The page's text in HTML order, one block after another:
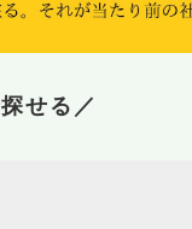
せる／